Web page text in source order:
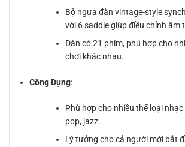
Bộ ngựa đàn vintage-style
với 6 saddle giúp điều chỉnh âm
Đàn có 21 phím, phù hợp cho
chơi khác nhau.
Công Dụng:
Phù hợp cho nhiều thể loại
pop, jazz.
Lý tưởng cho cả người mới bắt